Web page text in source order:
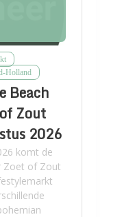
Holland
Beach
Zout
2026
komt de
Zoet of Zout